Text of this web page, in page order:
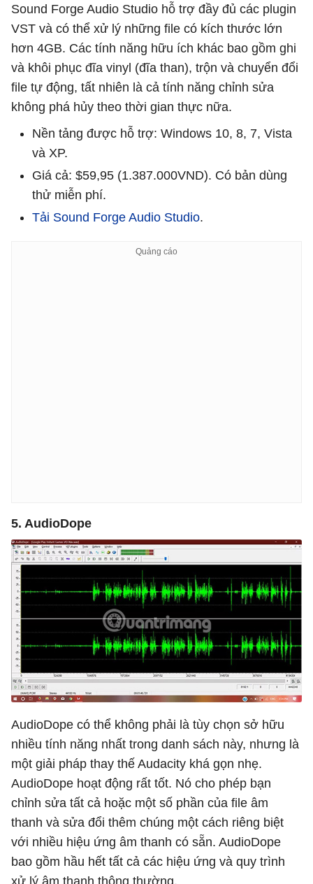
Sound Forge Audio Studio hỗ trợ đầy đủ các plugin
VST và có thể xử lý những file có kích thước lớn
hơn 4GB. Các tính năng hữu ích khác bao gồm ghi
và khôi phục đĩa vinyl (đĩa than), trộn và chuyển đổi
file tự động, tất nhiên là cả tính năng chỉnh sửa
không phá hủy theo thời gian thực nữa.
Nền tảng được hỗ trợ: Windows 10, 8, 7, Vista
và XP.
Giá cả: $59,95 (1.387.000VND). Có bản dùng
thử miễn phí.
Tải Sound Forge Audio Studio.
5. AudioDope
AudioDope có thể không phải là tùy chọn sở hữu
nhiều tính năng nhất trong danh sách này, nhưng là
một giải pháp thay thế Audacity khá gọn nhẹ.
AudioDope hoạt động rất tốt. Nó cho phép bạn
chỉnh sửa tất cả hoặc một số phần của file âm
thanh và sửa đổi thêm chúng một cách riêng biệt
với nhiều hiệu ứng âm thanh có sẵn. AudioDope
bao gồm hầu hết tất cả các hiệu ứng và quy trình